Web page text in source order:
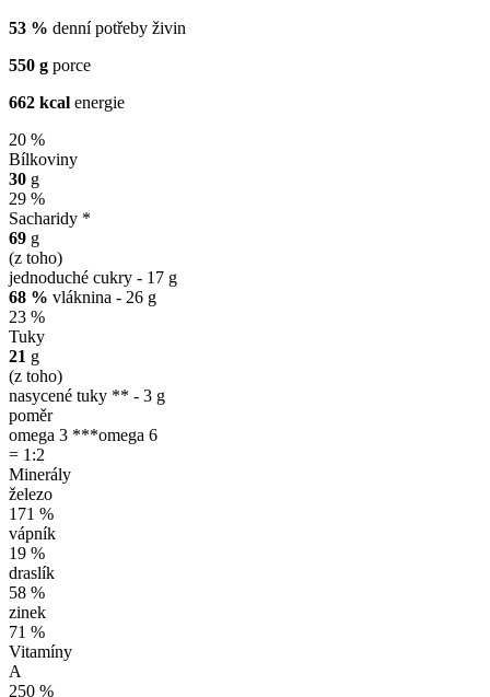
53 % denní potřeby živin
550 g porce
662 kcal energie
20 %
Bílkoviny
30 g
29 %
Sacharidy *
69 g
(z toho)
jednoduché cukry - 17 g
68 % vláknina - 26 g
23 %
Tuky
21 g
(z toho)
nasycené tuky ** - 3 g
poměr
omega 3 ***omega 6
= 1:2
Minerály
železo
171 %
vápník
19 %
draslík
58 %
zinek
71 %
Vitamíny
A
250 %